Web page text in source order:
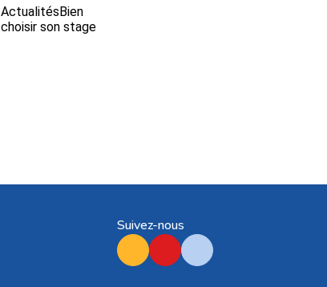
ActualitésBien
choisir son stage
Suivez-nous